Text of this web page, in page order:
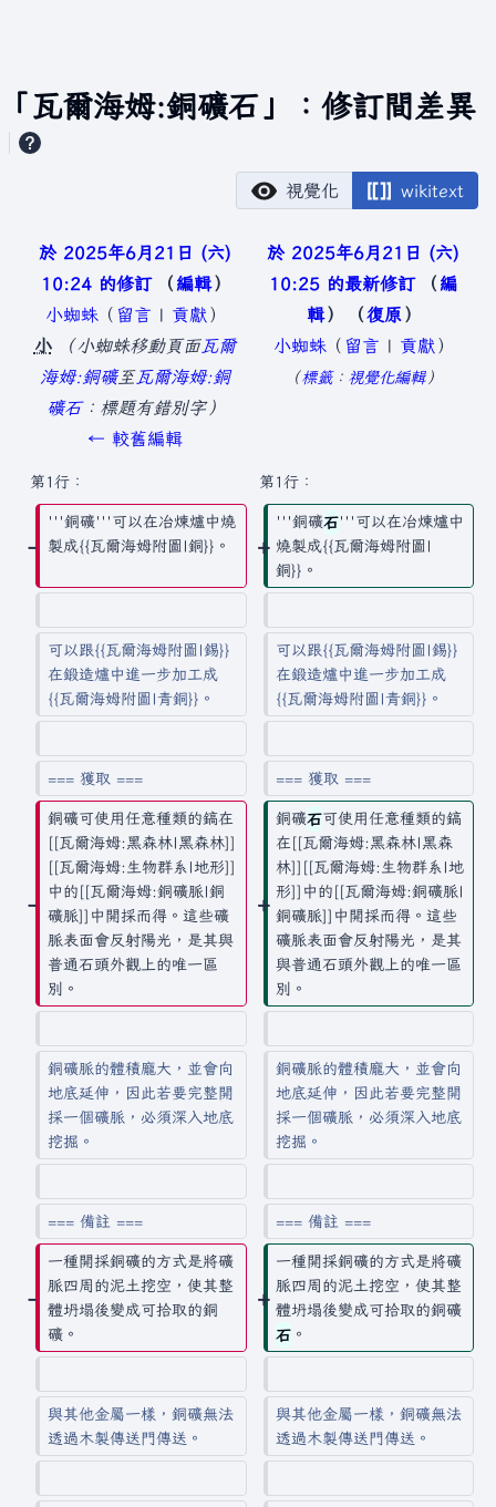
「瓦爾海姆:銅礦石」：修訂間差異
視覺化 wikitext
於 2025年6月21日 (六)
10:24 的修訂
編輯
小蜘蛛（ 留言 | 貢獻 ）
小
小蜘蛛移動頁面瓦爾
海姆:銅礦至瓦爾海姆:銅
礦石：​標題有錯別字
← 較舊編輯
於 2025年6月21日 (六)
10:25 的最新修訂
編
輯
復原
小蜘蛛（ 留言 | 貢獻 ）
要
標籤： 視覺化編輯
第1行： 第1行：
'''銅礦'''可以在冶煉爐中燒
製成{{瓦爾海姆附圖|銅}}。
'''銅礦石'''可以在冶煉爐中
燒製成{{瓦爾海姆附圖|
銅}}。
可以跟{{瓦爾海姆附圖|錫}}
在鍛造爐中進一步加工成
{{瓦爾海姆附圖|青銅}}。
可以跟{{瓦爾海姆附圖|錫}}
在鍛造爐中進一步加工成
{{瓦爾海姆附圖|青銅}}。
=== 獲取 === === 獲取 ===
銅礦可使用任意種類的鎬在
[[瓦爾海姆:黑森林|黑森林]]
[[瓦爾海姆:生物群系|地形]]
中的[[瓦爾海姆:銅礦脈|銅
礦脈]]中開採而得。這些礦
脈表面會反射陽光，是其與
普通石頭外觀上的唯一區
別。
銅礦石可使用任意種類的鎬
在[[瓦爾海姆:黑森林|黑森
林]][[瓦爾海姆:生物群系|地
形]]中的[[瓦爾海姆:銅礦脈|
銅礦脈]]中開採而得。這些
礦脈表面會反射陽光，是其
與普通石頭外觀上的唯一區
別。
銅礦脈的體積龐大，並會向
地底延伸，因此若要完整開
採一個礦脈，必須深入地底
挖掘。
銅礦脈的體積龐大，並會向
地底延伸，因此若要完整開
採一個礦脈，必須深入地底
挖掘。
=== 備註 === === 備註 ===
一種開採銅礦的方式是將礦
脈四周的泥土挖空，使其整
體坍塌後變成可拾取的銅
礦。
一種開採銅礦的方式是將礦
脈四周的泥土挖空，使其整
體坍塌後變成可拾取的銅礦
石 。
與其他金屬一樣，銅礦無法
透過木製傳送門傳送。
與其他金屬一樣，銅礦無法
透過木製傳送門傳送。